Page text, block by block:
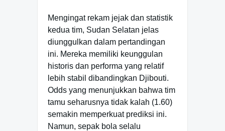
Mengingat rekam jejak dan statistik
kedua tim, Sudan Selatan jelas
diunggulkan dalam pertandingan
ini. Mereka memiliki keunggulan
historis dan performa yang relatif
lebih stabil dibandingkan Djibouti.
Odds yang menunjukkan bahwa tim
tamu seharusnya tidak kalah (1.60)
semakin memperkuat prediksi ini.
Namun, sepak bola selalu